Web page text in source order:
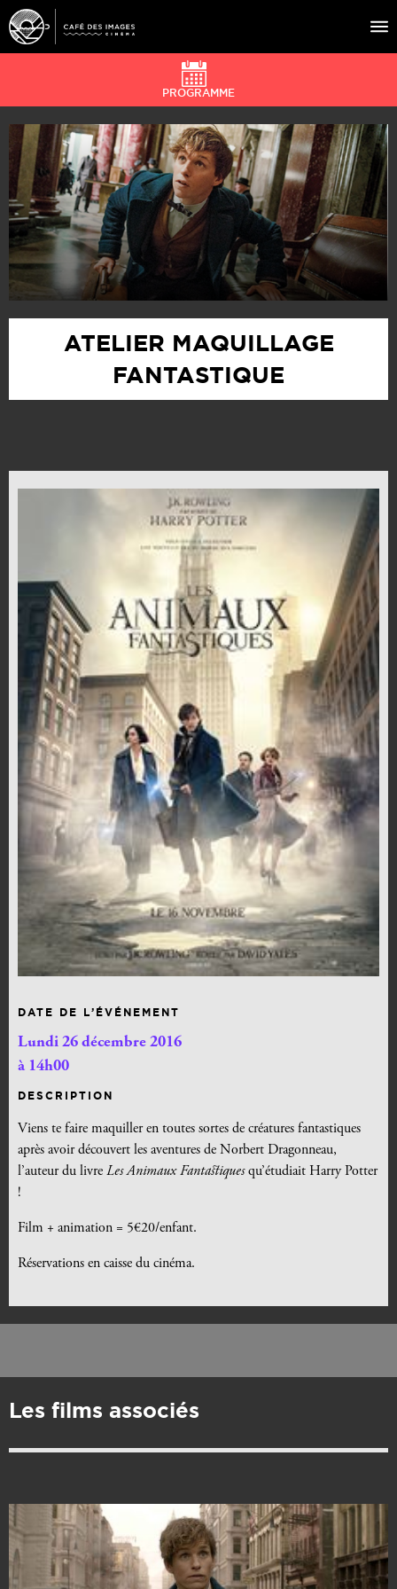
À L’AFFICHE
ÉVÉNEMENTS
CAFÉ DU CINÉ
PRATIQUE
ÉDUCATION AUX IMAGES
PROGRAMME
ATELIER MAQUILLAGE
FANTASTIQUE
DATE DE L’ÉVÉNEMENT
Lundi 26 décembre 2016
à 14h00
DESCRIPTION
Viens te faire maquiller en toutes sortes de créatures fantastiques
après avoir découvert les aventures de Norbert Dragonneau,
l’auteur du livre Les Animaux Fantastiquesqu’étudiait Harry Potter
!
Film + animation = 5€20/enfant.
Réservations en caisse du cinéma.
Les films associés